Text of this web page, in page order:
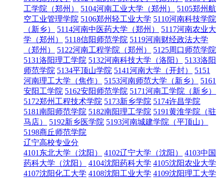
工学院（郑州）
5104河南工业大学（郑州）
5105郑州航
空工业管理学院 5106郑州轻工业大学 5110河南科技学院
（新乡）
5114河南中医药大学（郑州）
5117河南农业大
学（郑州）
5118信阳师范学院 5119河南财经政法大学
（郑州）
5122河南工程学院（郑州）
5125周口师范学院
5131洛阳理工学院 5132河南科技大学（洛阳）
5133洛阳
师范学院 5134平顶山学院 5141河南大学（开封）
5151
河南理工大学（焦作）
5153河南师范大学（新乡）
5161
安阳工学院 5162安阳师范学院 5171河南工学院（新乡）
5172郑州工程技术学院 5173新乡学院 5174许昌学院
5181南阳师范学院 5182南阳理工学院 5191黄淮学院（驻
马店）
5192新乡医学院 5193河南城建学院（平顶山）
5198商丘师范学院
辽宁高校专业分
4101东北大学（沈阳）
4102辽宁大学（沈阳）
4103中国
药科大学（沈阳）
4104沈阳药科大学 4105沈阳农业大学
4107沈阳化工大学 4108沈阳工业大学 4109沈阳理工大学